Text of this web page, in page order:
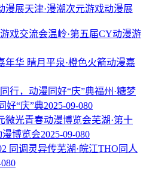
天津·漫潮次元游戏动漫展
温岭·第五届CY动漫游
平泉·橙色火箭动漫嘉
福州·糖梦
好“庆”典2025-09-080
芜湖·第十
漫博览会2025-09-080
芜湖·皖江THO同人
0